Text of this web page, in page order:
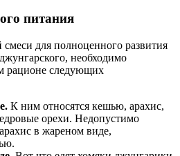
питания
для полноценного развития
необходимо
рационе следующих
К ним относятся кешью, арахис,
орехи. Недопустимо
в жареном виде,